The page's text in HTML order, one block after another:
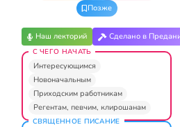
Позже
Наш лекторий Сделано в
С ЧЕГО НАЧАТЬ
Интересующимся
Новоначальным
Приходским работникам
Регентам, певчим, клирошанам
СВЯЩЕННОЕ ПИСАНИЕ